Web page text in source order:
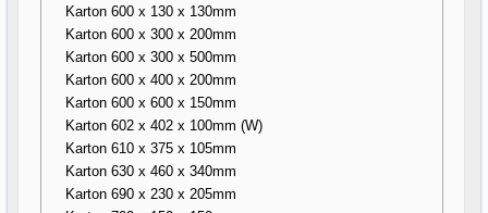
Karton 600 x 130 x 130mm
Karton 600 x 300 x 200mm
Karton 600 x 300 x 500mm
Karton 600 x 400 x 200mm
Karton 600 x 600 x 150mm
Karton 602 x 402 x 100mm (W)
Karton 610 x 375 x 105mm
Karton 630 x 460 x 340mm
Karton 690 x 230 x 205mm